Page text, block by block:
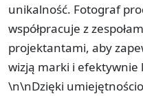
unikalność. Fotograf
współpracuje z
projektantami, aby
wizją marki i
\n\nDzięki